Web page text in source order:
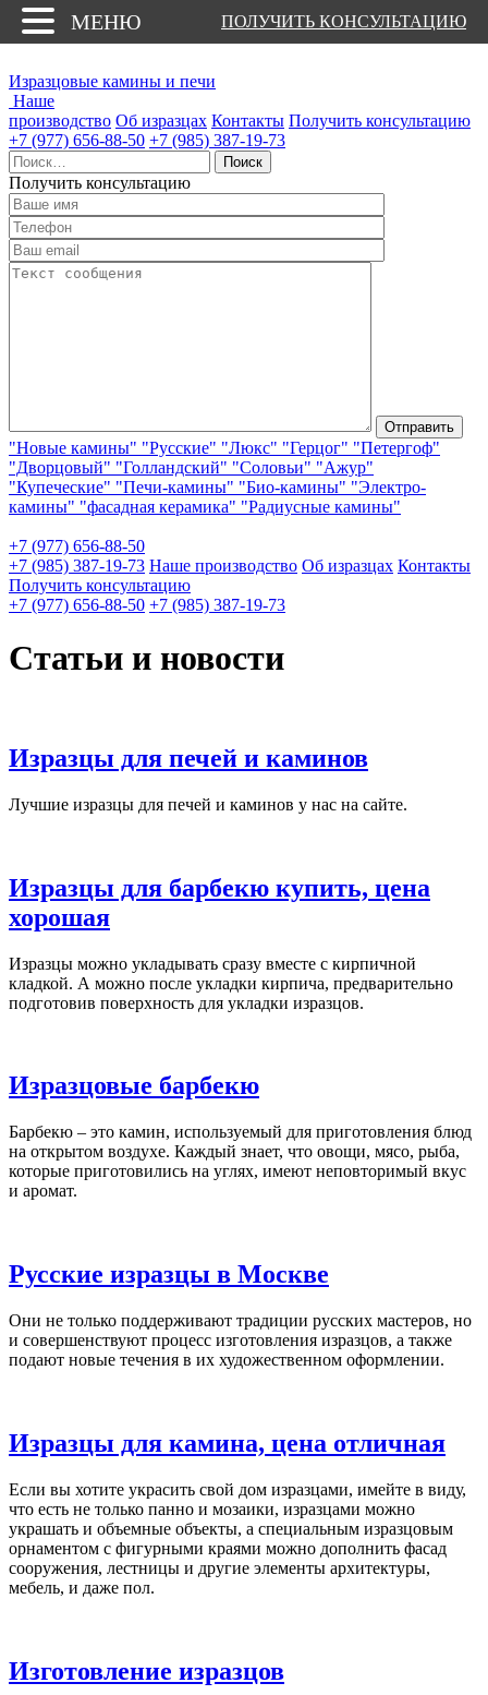
Изразцовые камины и печи
Наше
производство Об изразцах Контакты Получить консультацию
+7 (977) 656-88-50 +7 (985) 387-19-73
Найти:
Получить консультацию
"Новые камины" "Русские" "Люкс" "Герцог" "Петергоф"
"Дворцовый" "Голландский" "Соловьи" "Ажур"
"Купеческие" "Печи-камины" "Био-камины" "Электро-
камины" "фасадная керамика" "Радиусные камины"
+7 (977) 656-88-50
+7 (985) 387-19-73 Наше производство Об изразцах Контакты
Получить консультацию
+7 (977) 656-88-50 +7 (985) 387-19-73
Статьи и новости
Изразцы для печей и каминов
Лучшие изразцы для печей и каминов у нас на сайте.
Изразцы для барбекю купить, цена
хорошая
Изразцы можно укладывать сразу вместе с кирпичной
кладкой. А можно после укладки кирпича, предварительно
подготовив поверхность для укладки изразцов.
Изразцовые барбекю
Барбекю – это камин, используемый для приготовления блюд
на открытом воздухе. Каждый знает, что овощи, мясо, рыба,
которые приготовились на углях, имеют неповторимый вкус
и аромат.
Русские изразцы в Москве
Они не только поддерживают традиции русских мастеров, но
и совершенствуют процесс изготовления изразцов, а также
подают новые течения в их художественном оформлении.
Изразцы для камина, цена отличная
Если вы хотите украсить свой дом изразцами, имейте в виду,
что есть не только панно и мозаики, изразцами можно
украшать и объемные объекты, а специальным изразцовым
орнаментом с фигурными краями можно дополнить фасад
сооружения, лестницы и другие элементы архитектуры,
мебель, и даже пол.
Изготовление изразцов
МЕНЮ ПОЛУЧИТЬ КОНСУЛЬТАЦИЮ